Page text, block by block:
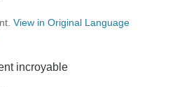
View in Original Language
incroyable